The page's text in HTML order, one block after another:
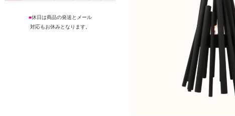
■休日は商品の発送とメール
対応もお休みとなります。